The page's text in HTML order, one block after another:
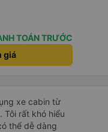
TOÁN TRƯỚC
giá
xe cabin từ
Tôi rất khó hiểu
thể dễ dàng